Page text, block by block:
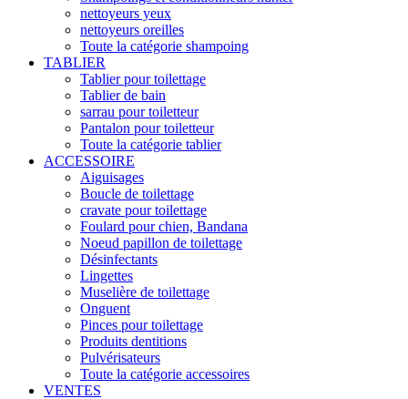
nettoyeurs yeux
nettoyeurs oreilles
Toute la catégorie shampoing
TABLIER
Tablier pour toilettage
Tablier de bain
sarrau pour toiletteur
Pantalon pour toiletteur
Toute la catégorie tablier
ACCESSOIRE
Aiguisages
Boucle de toilettage
cravate pour toilettage
Foulard pour chien, Bandana
Noeud papillon de toilettage
Désinfectants
Lingettes
Muselière de toilettage
Onguent
Pinces pour toilettage
Produits dentitions
Pulvérisateurs
Toute la catégorie accessoires
VENTES